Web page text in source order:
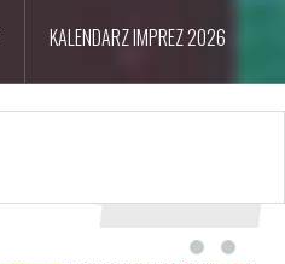
KALENDARZ IMPREZ 2026